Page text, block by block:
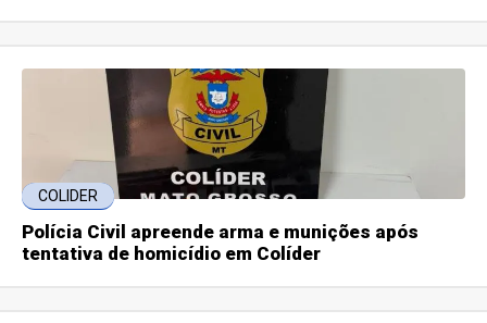
COLIDER
Polícia Civil apreende arma e munições após
tentativa de homicídio em Colíder